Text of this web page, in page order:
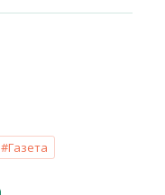
#Газета